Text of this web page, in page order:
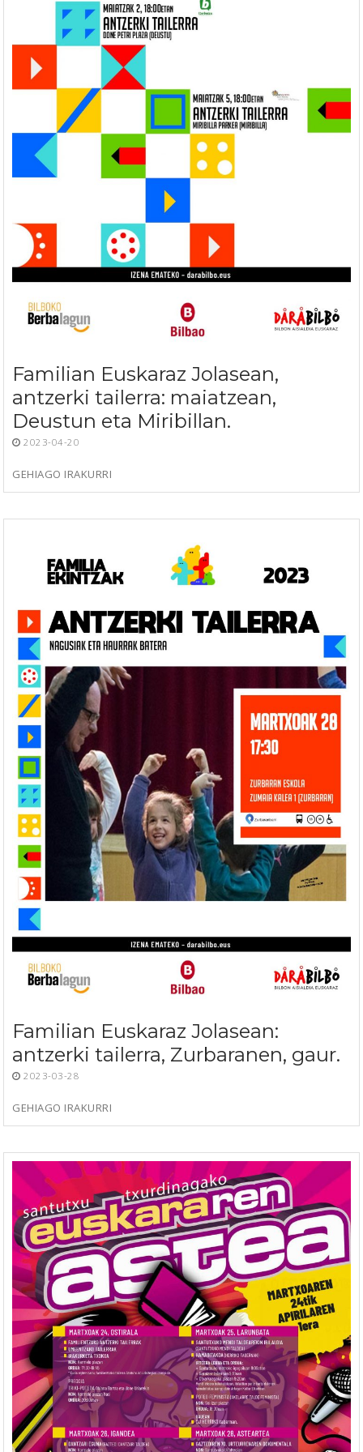
Familian Euskaraz Jolasean,
antzerki tailerra: maiatzean,
Deustun eta Miribillan.
2023-04-20
GEHIAGO IRAKURRI
Familian Euskaraz Jolasean:
antzerki tailerra, Zurbaranen, gaur.
2023-03-28
GEHIAGO IRAKURRI